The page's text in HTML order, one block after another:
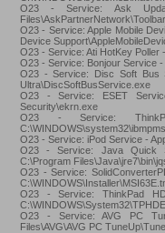
O23 - Service: Ask
O23 - Service: Apple Mobile
Device
O23 - Service: Ati HotKey
O23 - Service: Bonjour Service
O23 - Service: Disc Soft Bus
Ultra\DiscSoftBusService.exe
O23 - Service: ESET
Security\ekrn.exe
O23 - Service:
O23 - Service: iPod Service -
O23 - Service: Java Quick
C:\Program
O23 - Service:
O23 - Service: ThinkPad
O23 - Service: AVG PC
Files\AVG\AVG PC